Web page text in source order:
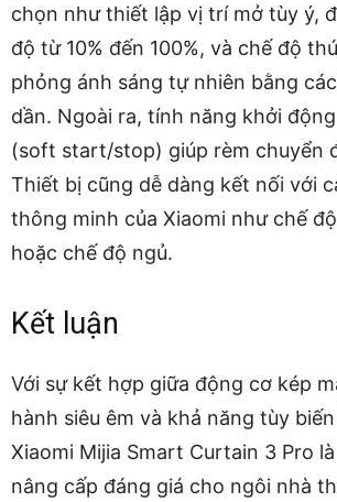
chọn như thiết lập vị trí mở tùy ý,
độ từ 10% đến 100%, và chế độ
phỏng ánh sáng tự nhiên bằng
dần. Ngoài ra, tính năng khởi
(soft start/stop) giúp rèm chuyển
Thiết bị cũng dễ dàng kết nối với
thông minh của Xiaomi như chế
hoặc chế độ ngủ.
Kết luận
Với sự kết hợp giữa động cơ kép
hành siêu êm và khả năng tùy
Xiaomi Mijia Smart Curtain 3 Pro
nâng cấp đáng giá cho ngôi nhà